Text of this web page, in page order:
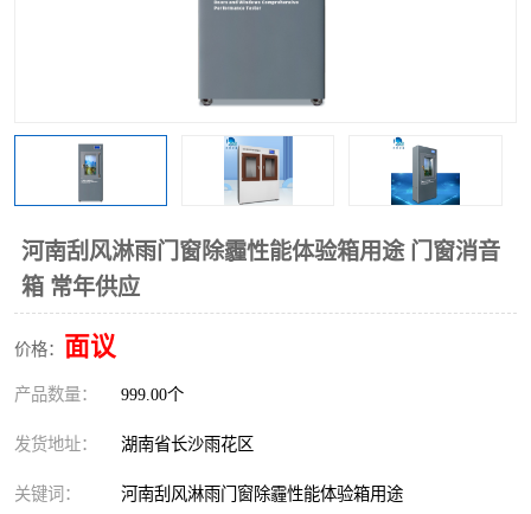
河南刮风淋雨门窗除霾性能体验箱用途 门窗消音
箱 常年供应
价格： 面议
产品数量： 999.00个
发货地址： 湖南省长沙雨花区
关键词： 河南刮风淋雨门窗除霾性能体验箱用途